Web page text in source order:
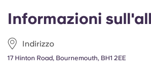
Informazioni
Indirizzo
17 Hinton Road, Bournemouth, BH1 2EE